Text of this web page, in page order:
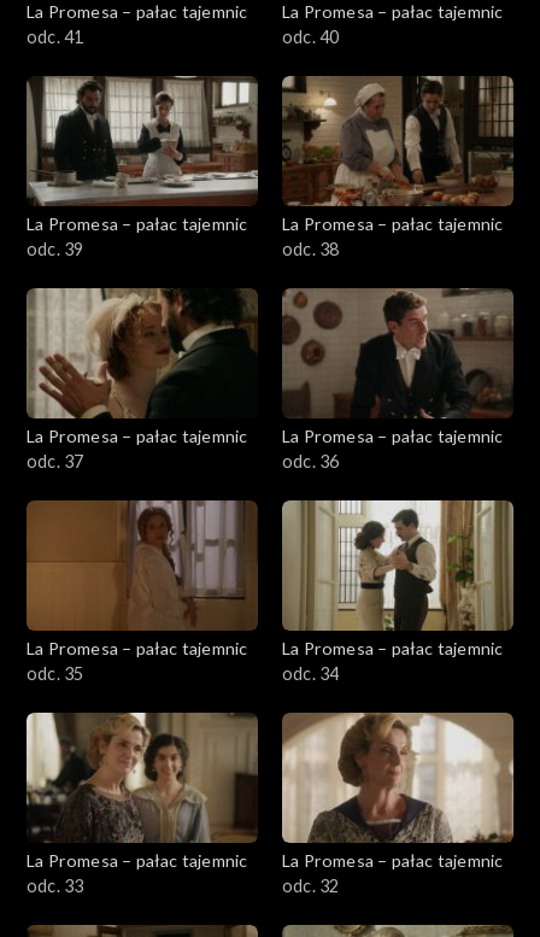
La Promesa – pałac tajemnic
odc. 41
La Promesa – pałac tajemnic
odc. 40
La Promesa – pałac tajemnic
odc. 39
La Promesa – pałac tajemnic
odc. 38
La Promesa – pałac tajemnic
odc. 37
La Promesa – pałac tajemnic
odc. 36
La Promesa – pałac tajemnic
odc. 35
La Promesa – pałac tajemnic
odc. 34
La Promesa – pałac tajemnic
odc. 33
La Promesa – pałac tajemnic
odc. 32